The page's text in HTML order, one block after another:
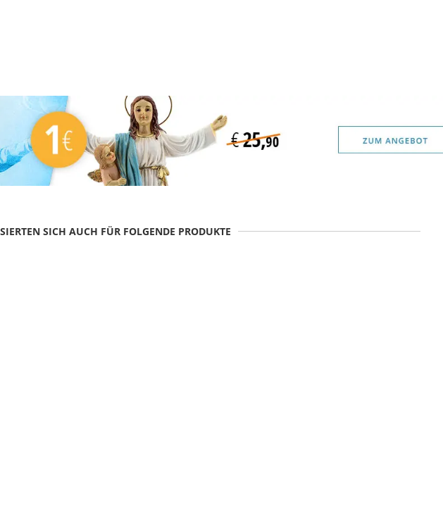
SICH AUCH FÜR FOLGENDE PRODUKTE